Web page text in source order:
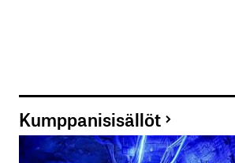
Kumppanisisällöt